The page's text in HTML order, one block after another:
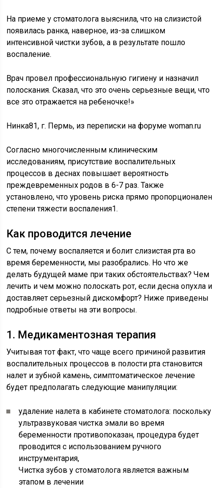
На приеме у стоматолога выяснила, что на слизистой
появилась ранка, наверное, из-за слишком
интенсивной чистки зубов, а в результате пошло
воспаление.
Врач провел профессиональную гигиену и назначил
полоскания. Сказал, что это очень серьезные вещи, что
все это отражается на ребеночке!»
Нинка81, г. Пермь, из переписки на форуме woman.ru
Согласно многочисленным клиническим
исследованиям, присутствие воспалительных
процессов в деснах повышает вероятность
преждевременных родов в 6-7 раз. Также
установлено, что уровень риска прямо пропорционален
степени тяжести воспаления1.
Как проводится лечение
С тем, почему воспаляется и болит слизистая рта во
время беременности, мы разобрались. Но что же
делать будущей маме при таких обстоятельствах? Чем
лечить и чем можно полоскать рот, если десна опухла и
доставляет серьезный дискомфорт? Ниже приведены
подробные ответы на эти вопросы.
1. Медикаментозная терапия
Учитывая тот факт, что чаще всего причиной развития
воспалительных процессов в полости рта становится
налет и зубной камень, симптоматическое лечение
будет предполагать следующие манипуляции:
удаление налета в кабинете стоматолога: поскольку
ультразвуковая чистка эмали во время
беременности противопоказан, процедура будет
проводится с использованием ручного
инструментария,
Чистка зубов у стоматолога является важным
этапом в лечении